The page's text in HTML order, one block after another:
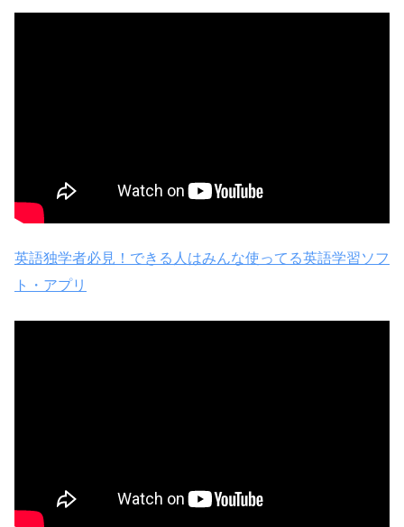
英語独学者必見！できる人はみんな使ってる英語学習ソフ
ト・アプリ